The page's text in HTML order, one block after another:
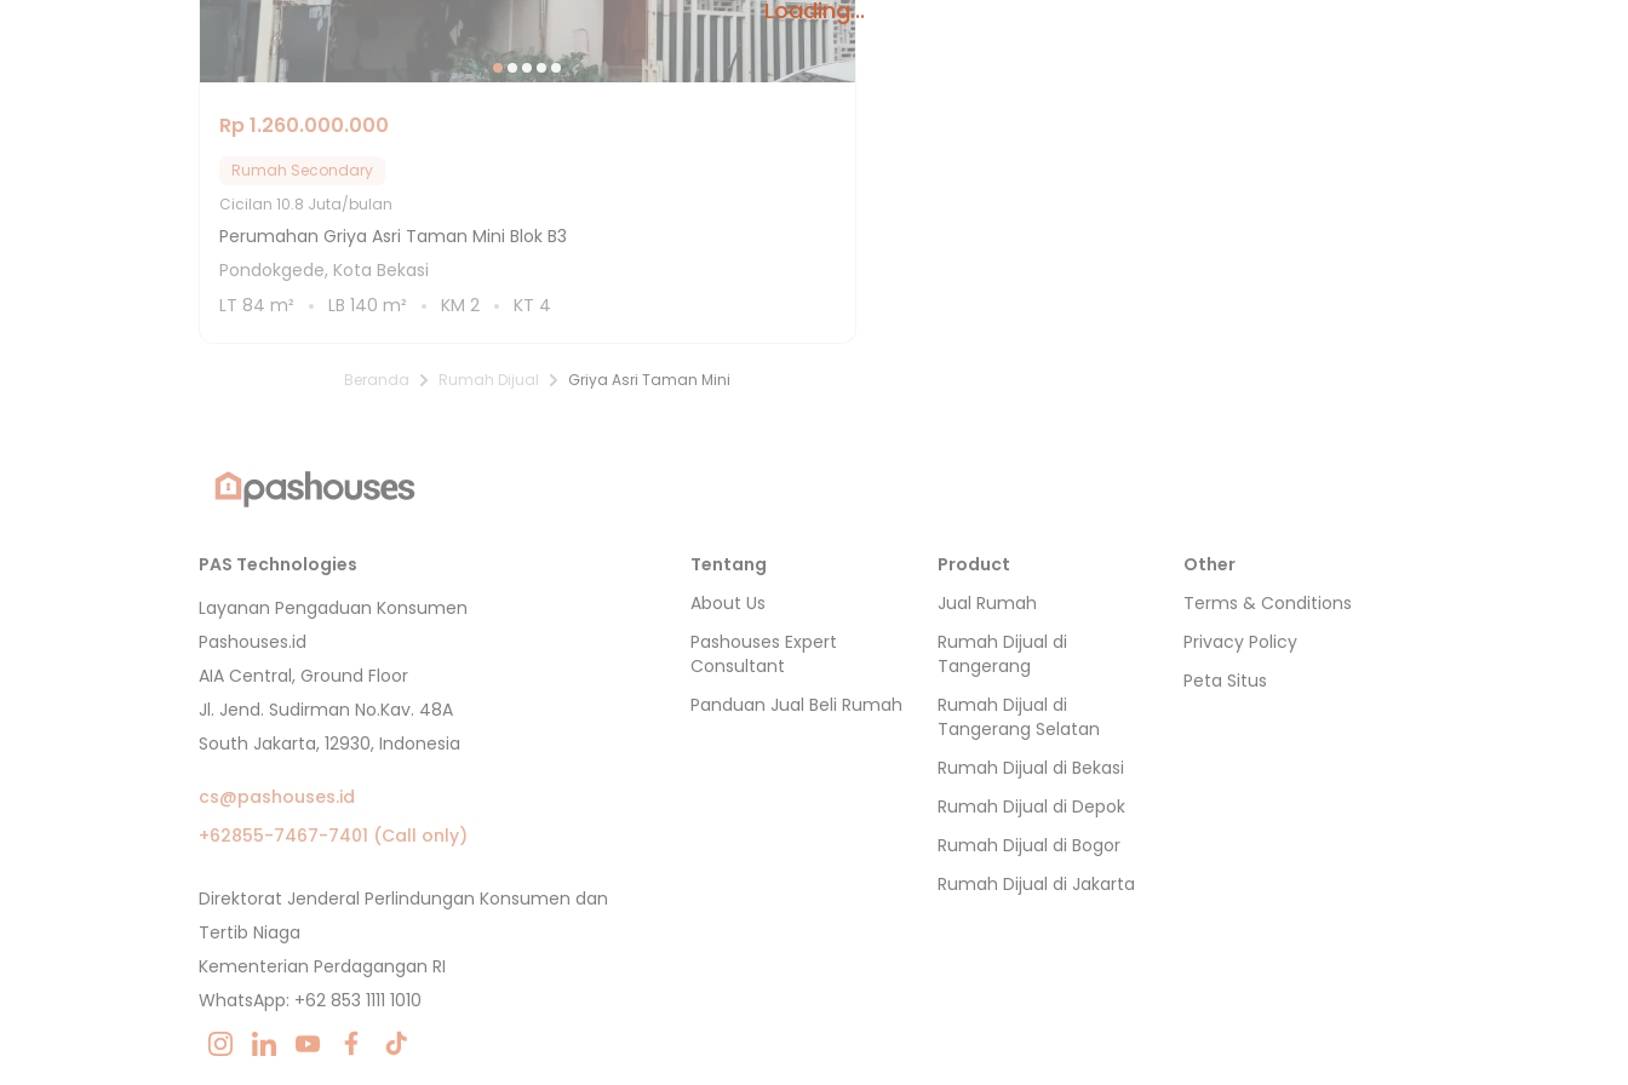
Loading...
Rp 1.260.000.000
Rumah Secondary
Cicilan 10.8 Juta/bulan
Perumahan Griya Asri Taman Mini Blok B3
Pondokgede, Kota Bekasi
LT 84 m² LB 140 m² KM 2 KT 4
Beranda Rumah Dijual Griya Asri Taman Mini
PAS Technologies
Layanan Pengaduan Konsumen
Pashouses.id
AIA Central, Ground Floor
Jl. Jend. Sudirman No.Kav. 48A
South Jakarta, 12930, Indonesia
cs@pashouses.id
+62855-7467-7401 (Call only)
Direktorat Jenderal Perlindungan Konsumen dan
Tertib Niaga
Kementerian Perdagangan RI
WhatsApp: +62 853 1111 1010
Tentang
About Us
Pashouses Expert
Consultant
Panduan Jual Beli Rumah
Product
Jual Rumah
Rumah Dijual di
Tangerang
Rumah Dijual di
Tangerang Selatan
Rumah Dijual di Bekasi
Rumah Dijual di Depok
Rumah Dijual di Bogor
Rumah Dijual di Jakarta
Other
Terms & Conditions
Privacy Policy
Peta Situs